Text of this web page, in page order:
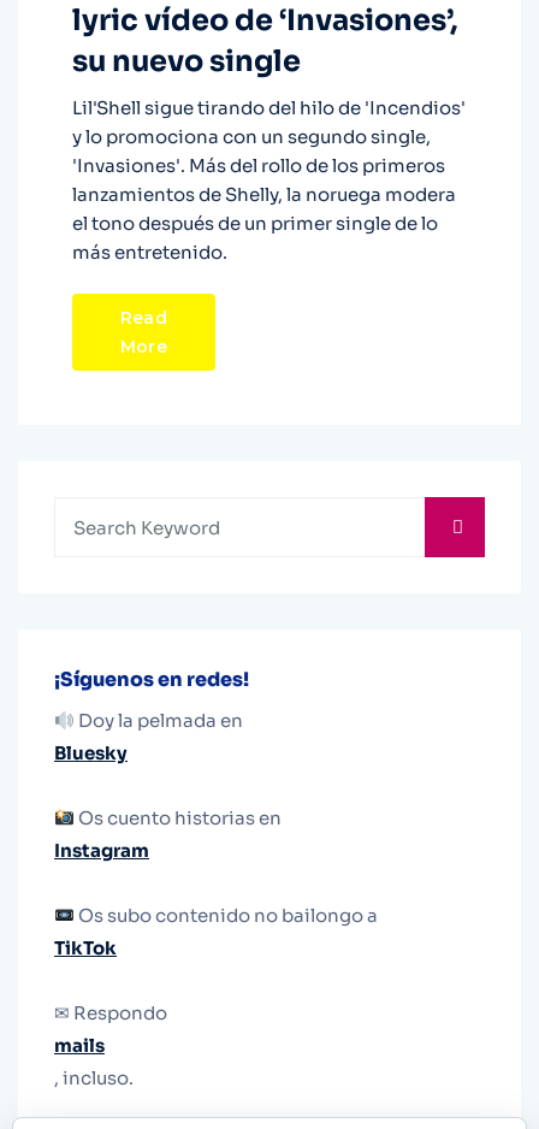
lyric vídeo de ‘Invasiones’,
su nuevo single
Lil'Shell sigue tirando del hilo de 'Incendios'
y lo promociona con un segundo single,
'Invasiones'. Más del rollo de los primeros
lanzamientos de Shelly, la noruega modera
el tono después de un primer single de lo
más entretenido.
Read
More
¡Síguenos en redes!
Doy la pelmada en
Bluesky
Os cuento historias en
Instagram
Os subo contenido no bailongo a
TikTok
✉ Respondo
mails
, incluso.